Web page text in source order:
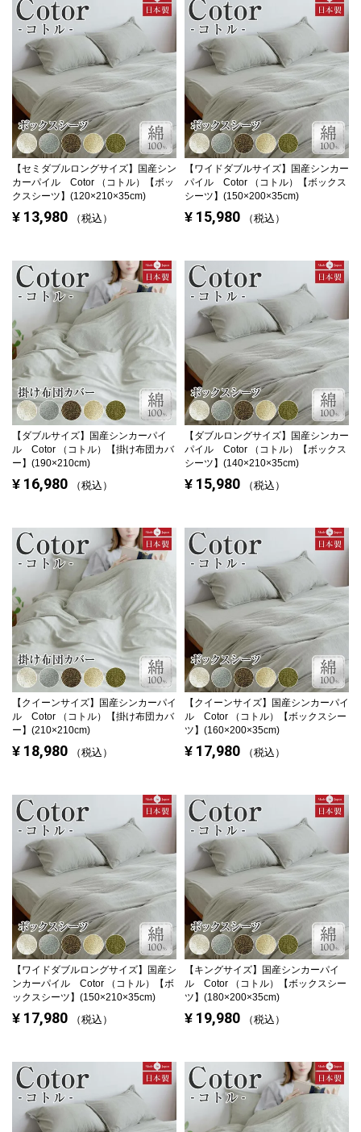
【セミダブルロングサイズ】 国産シン
カーパイル Cotor （コトル）【ボッ
クスシーツ】(120×210×35cm)
¥ 13,980 税込
【ワイドダブルサイズ】 国産シンカー
パイル Cotor （コトル）【ボックス
シーツ】(150×200×35cm)
¥ 15,980 税込
【ダブルサイズ】 国産シンカーパイ
ル Cotor （コトル）【掛け布団カバ
ー】(190×210cm)
¥ 16,980 税込
【ダブルロングサイズ】 国産シンカー
パイル Cotor （コトル）【ボックス
シーツ】(140×210×35cm)
¥ 15,980 税込
【クイーンサイズ】 国産シンカーパイ
ル Cotor （コトル）【掛け布団カバ
ー】(210×210cm)
¥ 18,980 税込
【クイーンサイズ】 国産シンカーパイ
ル Cotor （コトル）【ボックスシー
ツ】(160×200×35cm)
¥ 17,980 税込
【ワイドダブルロングサイズ】 国産シ
ンカーパイル Cotor （コトル）【ボ
ックスシーツ】(150×210×35cm)
¥ 17,980 税込
【キングサイズ】 国産シンカーパイ
ル Cotor （コトル）【ボックスシー
ツ】(180×200×35cm)
¥ 19,980 税込